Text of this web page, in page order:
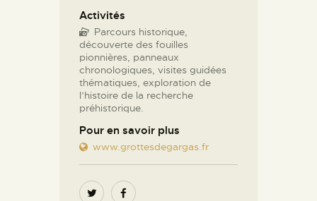
Activités
Parcours historique,
découverte des fouilles
pionnières, panneaux
chronologiques, visites guidées
thématiques, exploration de
l’histoire de la recherche
préhistorique.
Pour en savoir plus
www.grottesdegargas.fr